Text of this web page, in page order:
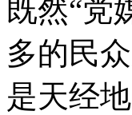
既然“党
多的民
是天经